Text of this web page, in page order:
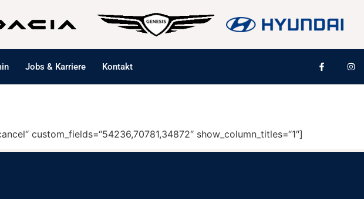
Jobs & Karriere Kontakt
custom_fields=“54236,70781,34872″ show_column_titles=“1″]